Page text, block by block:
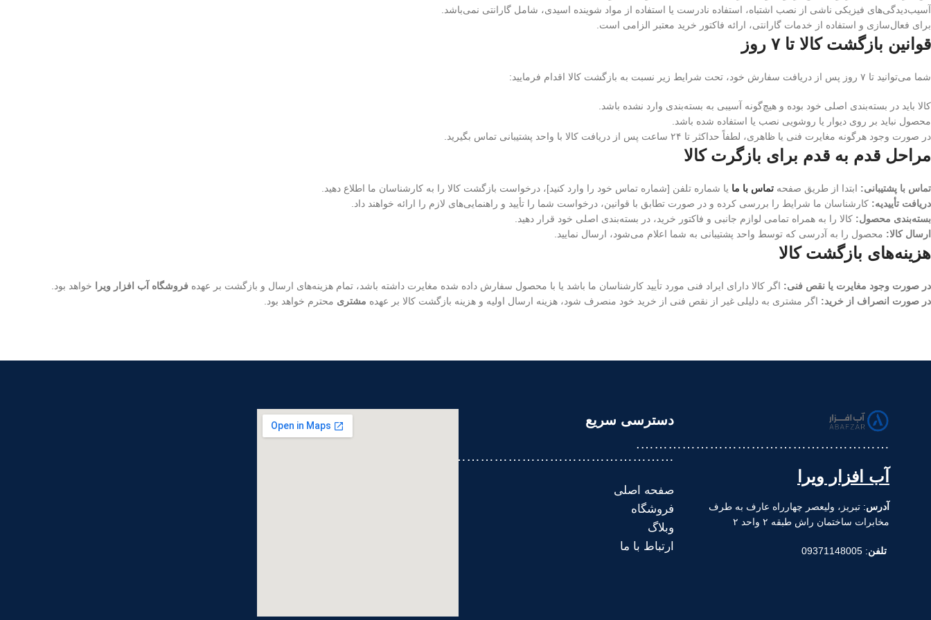
آسیب‌دیدگی‌های فیزیکی ناشی از نصب اشتباه، استفاده نادرست یا استفاده از مواد شوینده اسیدی، شامل گارانتی نمی‌باشد.
برای فعال‌سازی و استفاده از خدمات گارانتی، ارائه فاکتور خرید معتبر الزامی است.
قوانین بازگشت کالا تا ۷ روز
شما می‌توانید تا ۷ روز پس از دریافت سفارش خود، تحت شرایط زیر نسبت به بازگشت کالا اقدام فرمایید:
کالا باید در بسته‌بندی اصلی خود بوده و هیچ‌گونه آسیبی به بسته‌بندی وارد نشده باشد.
محصول نباید بر روی دیوار یا روشویی نصب یا استفاده شده باشد.
در صورت وجود هرگونه مغایرت فنی یا ظاهری، لطفاً حداکثر تا ۲۴ ساعت پس از دریافت کالا با واحد پشتیبانی تماس بگیرید.
مراحل قدم به قدم برای بازگرت کالا
تماس با پشتیبانی: ابتدا از طریق صفحه تماس با ما یا شماره تلفن [شماره تماس خود را وارد کنید]، درخواست بازگشت کالا را به کارشناسان ما اطلاع دهید.
دریافت تأییدیه: کارشناسان ما شرایط را بررسی کرده و در صورت تطابق با قوانین، درخواست شما را تأیید و راهنمایی‌های لازم را ارائه خواهند داد.
بسته‌بندی محصول: کالا را به همراه تمامی لوازم جانبی و فاکتور خرید، در بسته‌بندی اصلی خود قرار دهید.
ارسال کالا: محصول را به آدرسی که توسط واحد پشتیبانی به شما اعلام می‌شود، ارسال نمایید.
هزینه‌های بازگشت کالا
در صورت وجود مغایرت یا نقص فنی: اگر کالا دارای ایراد فنی مورد تأیید کارشناسان ما باشد یا با محصول سفارش داده شده مغایرت داشته باشد، تمام هزینه‌های ارسال و بازگشت بر عهده فروشگاه آب افزار ویرا
خواهد بود.
در صورت انصراف از خرید: اگر مشتری به دلیلی غیر از نقص فنی از خرید خود منصرف شود، هزینه ارسال اولیه و هزینه بازگشت کالا بر عهده مشتری محترم خواهد بود.
……………………………………………….
آب افزار ویرا
آدرس: تبریز، ولیعصر چهارراه عارف به طرف
مخابرات ساختمان راش طبقه ۲ واحد ۲
تلفن: 09371148005
دسترسی سریع
……………………………………………….
صفحه اصلی
فروشگاه
وبلاگ
ارتباط با ما